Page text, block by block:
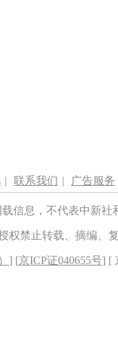
| 联系我们 | 广告服务
信息，不代表中新
权禁止转载、摘编、
] [京ICP证040655号] [